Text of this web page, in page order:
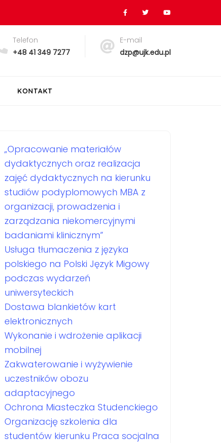
Telefon
+48 41 349 7277
E-mail
dzp@ujk.edu.pl
KONTAKT
„Opracowanie materiałów
dydaktycznych oraz realizacja
zajęć dydaktycznych na kierunku
studiów podyplomowych MBA z
organizacji, prowadzenia i
zarządzania niekomercyjnymi
badaniami klinicznym”
Usługa tłumaczenia z języka
polskiego na Polski Język Migowy
podczas wydarzeń
uniwersyteckich
Dostawa blankietów kart
elektronicznych
Wykonanie i wdrożenie aplikacji
mobilnej
Zakwaterowanie i wyżywienie
uczestników obozu
adaptacyjnego
Ochrona Miasteczka Studenckiego
Organizację szkolenia dla
studentów kierunku Praca socjalna